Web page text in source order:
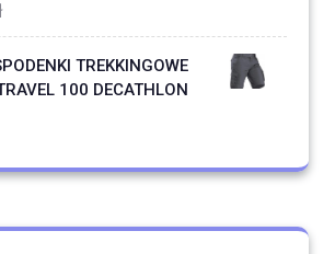
TREKKINGOWE
100 DECATHLON